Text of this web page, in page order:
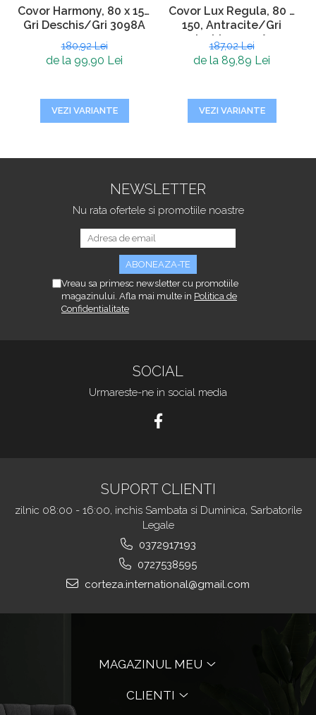
Covor Harmony, 80 x 150
Gri Deschis/Gri 3098A
180,92 Lei
de la 99,90 Lei
VEZI VARIANTE
Covor Lux Regula, 80 x
150, Antracite/Gri
Inchis, 2499A
187,02 Lei
de la 89,89 Lei
VEZI VARIANTE
NEWSLETTER
Nu rata ofertele si promotiile noastre
Vreau sa primesc newsletter cu promotiile
magazinului. Afla mai multe in Politica de
Confidentialitate
SOCIAL
Urmareste-ne in social media
SUPORT CLIENTI
zilnic 08:00 - 16:00, inchis Sambata si Duminica, Sarbatorile
Legale
0372917193
0727538595
corteza.international@gmail.com
MAGAZINUL MEU
CLIENTI